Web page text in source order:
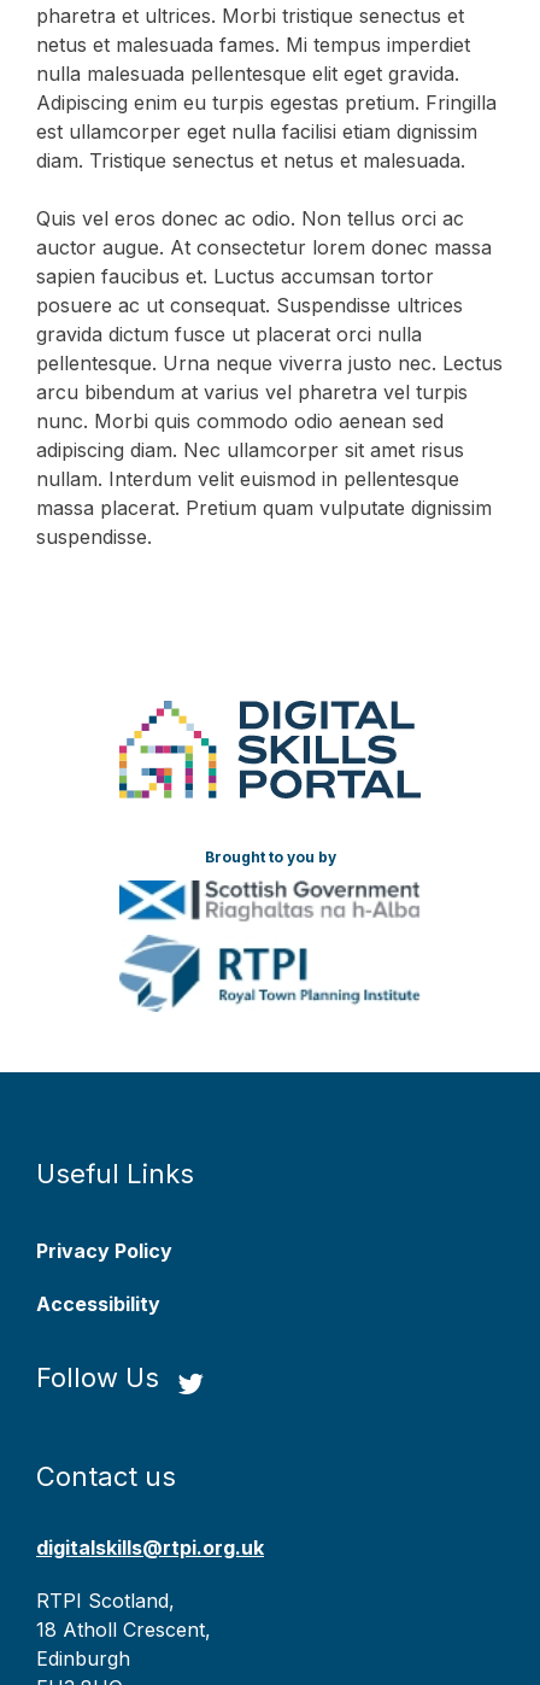
pharetra et ultrices. Morbi tristique senectus et
netus et malesuada fames. Mi tempus imperdiet
nulla malesuada pellentesque elit eget gravida.
Adipiscing enim eu turpis egestas pretium. Fringilla
est ullamcorper eget nulla facilisi etiam dignissim
diam. Tristique senectus et netus et malesuada.
Quis vel eros donec ac odio. Non tellus orci ac
auctor augue. At consectetur lorem donec massa
sapien faucibus et. Luctus accumsan tortor
posuere ac ut consequat. Suspendisse ultrices
gravida dictum fusce ut placerat orci nulla
pellentesque. Urna neque viverra justo nec. Lectus
arcu bibendum at varius vel pharetra vel turpis
nunc. Morbi quis commodo odio aenean sed
adipiscing diam. Nec ullamcorper sit amet risus
nullam. Interdum velit euismod in pellentesque
massa placerat. Pretium quam vulputate dignissim
suspendisse.
Brought to you by
Useful Links
Privacy Policy
Accessibility
Follow Us
Contact us
digitalskills@rtpi.org.uk
RTPI Scotland,
18 Atholl Crescent,
Edinburgh